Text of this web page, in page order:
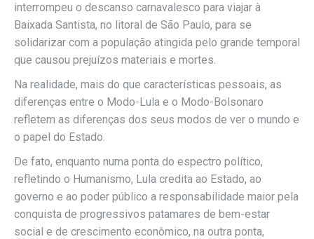
interrompeu o descanso carnavalesco para viajar à
Baixada Santista, no litoral de São Paulo, para se
solidarizar com a população atingida pelo grande temporal
que causou prejuízos materiais e mortes.
Na realidade, mais do que características pessoais, as
diferenças entre o Modo-Lula e o Modo-Bolsonaro
refletem as diferenças dos seus modos de ver o mundo e
o papel do Estado.
De fato, enquanto numa ponta do espectro político,
refletindo o Humanismo, Lula credita ao Estado, ao
governo e ao poder público a responsabilidade maior pela
conquista de progressivos patamares de bem-estar
social e de crescimento econômico, na outra ponta,